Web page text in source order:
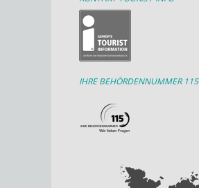
IHRE BEHÖRDENNUMMER 115